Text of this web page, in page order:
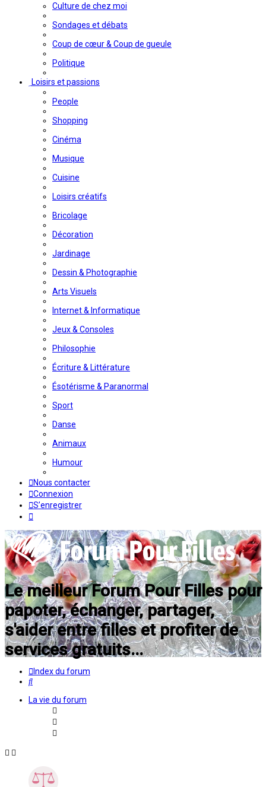
Culture de chez moi
Sondages et débats
Coup de cœur & Coup de gueule
Politique
Loisirs et passions
People
Shopping
Cinéma
Musique
Cuisine
Loisirs créatifs
Bricolage
Décoration
Jardinage
Dessin & Photographie
Arts Visuels
Internet & Informatique
Jeux & Consoles
Philosophie
Écriture & Littérature
Ésotérisme & Paranormal
Sport
Danse
Animaux
Humour
Nous contacter
Connexion
S’enregistrer
Le meilleur Forum Pour Filles pour
papoter, échanger, partager,
s'aider entre filles et profiter de
services gratuits...
Index du forum
Rechercher
La vie du forum